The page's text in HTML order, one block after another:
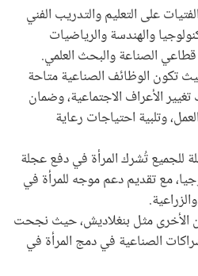
على التعليم والتدريب الفني
والهندسة والرياضيات
الصناعة والبحث العلمي.
تكون الوظائف الصناعية متاحة
تغيير الأعراف الاجتماعية، وضمان
وتلبية احتياجات رعاية
للجميع تُشرك المرأة في دفع عجلة
مع تقديم دعم موجه للمرأة في
الأخرى مثل بنغلاديش، حيث نجحت
الصناعية في دمج المرأة في